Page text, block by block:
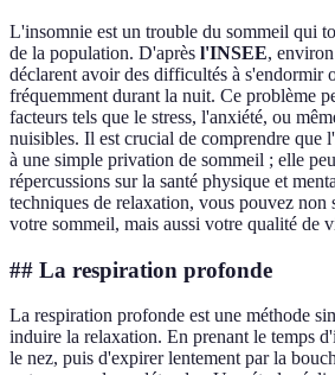
L'insomnie est un trouble du sommeil qui
de la population. D'après l'INSEE,
déclarent avoir des difficultés à s'endormir
fréquemment durant la nuit. Ce problème
facteurs tels que le stress, l'anxiété, ou
nuisibles. Il est crucial de comprendre que
à une simple privation de sommeil ; elle
répercussions sur la santé physique et
techniques de relaxation, vous pouvez non
votre sommeil, mais aussi votre qualité de
## La respiration profonde
La respiration profonde est une méthode
induire la relaxation. En prenant le temps
le nez, puis d'expirer lentement par la